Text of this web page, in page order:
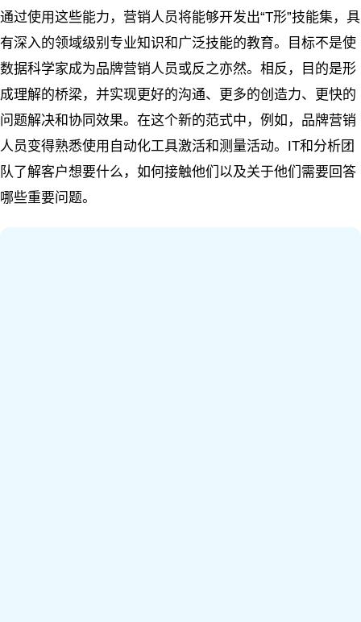
通过使用这些能力，营销人员将能够开发出“T形”技能集，具
有深入的领域级别专业知识和广泛技能的教育。目标不是使
数据科学家成为品牌营销人员或反之亦然。相反，目的是形
成理解的桥梁，并实现更好的沟通、更多的创造力、更快的
问题解决和协同效果。在这个新的范式中，例如，品牌营销
人员变得熟悉使用自动化工具激活和测量活动。IT和分析团
队了解客户想要什么，如何接触他们以及关于他们需要回答
哪些重要问题。